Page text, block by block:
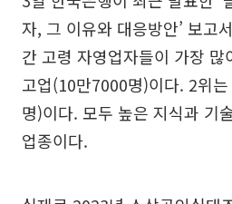
자, 그 이유와 대응방안’ 보고
간 고령 자영업자들이 가장 많
고업(10만7000명)이다. 2위
명)이다. 모두 높은 지식과 기
업종이다.